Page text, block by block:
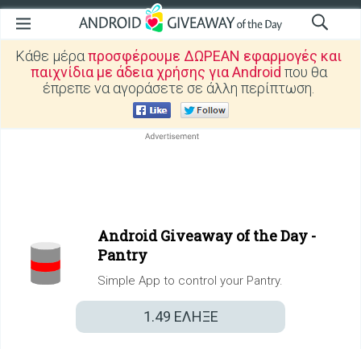
Κάθε μέραπροσφέρουμε ΔΩΡΕΑΝ εφαρμογές και
παιχνίδια με άδεια χρήσης για Android που θα
έπρεπε να αγοράσετε σε άλλη περίπτωση.
Android Giveaway of the Day -
Pantry
Simple App to control your Pantry.
1.49 ΕΛΗΞΕ